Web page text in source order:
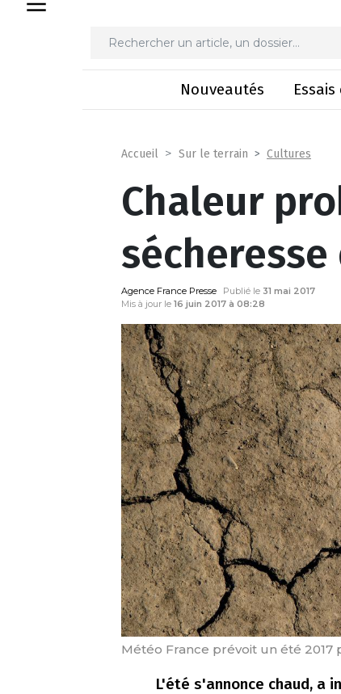
Nouveautés Essais
Chaleur
Accueil Sur le terrain Cultures
Chaleur
Agence France Presse Publié le 31 mai 2017
Mis à jour le 16 juin 2017 à 08:28
Météo France prévoit un été
L'été s'annonce chaud, a